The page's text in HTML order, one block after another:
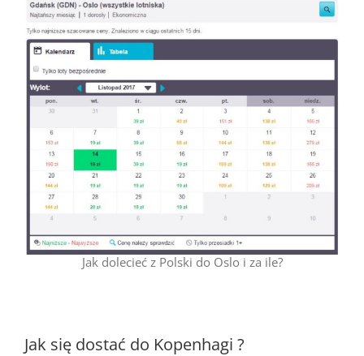
Jak dolecieć z Polski do Oslo i za ile?
Jak się dostać do Kopenhagi ?